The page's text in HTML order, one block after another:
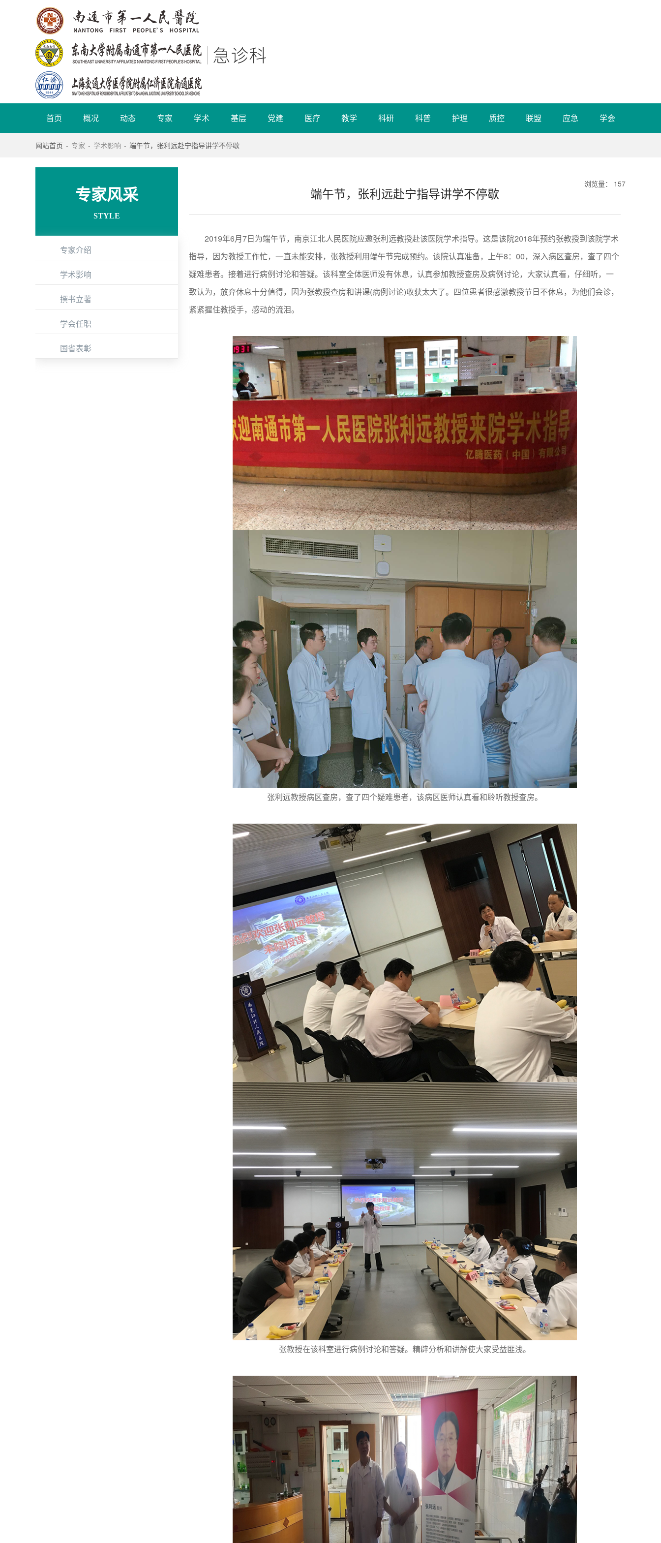
首页 概况 动态 专家 学术 基层 党建 医疗 教学 科研 科普 护理 质控 联盟 应急 学会
网站首页 - 专家 - 学术影响 - 端午节，张利远赴宁指导讲学不停歇
专家风采
STYLE
专家介绍
学术影响
撰书立著
学会任职
国省表彰
端午节，张利远赴宁指导讲学不停歇
浏览量： 157
2019年6月7日为端午节，南京江北人民医院应邀张利远教授赴该医院学术指导。这是该院2018年预约张教授到该院学术
指导，因为教授工作忙，一直未能安排，张教授利用端午节完成预约。该院认真准备，上午8：00，深入病区查房，查了四个
疑难患者。接着进行病例讨论和答疑。该科室全体医师没有休息，认真参加教授查房及病例讨论，大家认真看，仔细听，一
致认为，放弃休息十分值得，因为张教授查房和讲课(病例讨论)收获太大了。四位患者很感激教授节日不休息，为他们会诊，
紧紧握住教授手，感动的流泪。
张利远教授病区查房，查了四个疑难患者，该病区医师认真看和聆听教授查房。
张教授在该科室进行病例讨论和答疑。精辟分析和讲解使大家受益匪浅。